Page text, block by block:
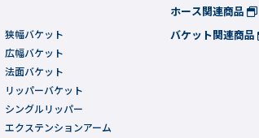
狭幅バケット
広幅バケット
法面バケット
リッパーバケット
シングルリッパー
エクステンションアーム
ホース関連商品
バケット関連商品